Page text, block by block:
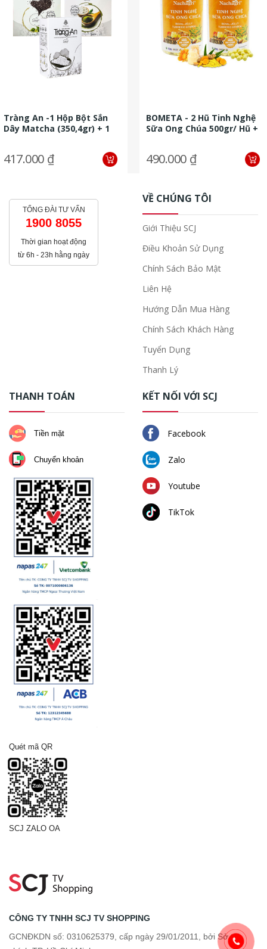
Tràng An -1 Hộp Bột Sắn
Dây Matcha (350,4gr) + 1
417.000 ₫
BOMETA - 2 Hũ Tinh Nghệ
Sữa Ong Chúa 500gr/ Hũ +
490.000 ₫
TỔNG ĐÀI TƯ VẤN
1900 8055
Thời gian hoạt động
từ 6h - 23h hằng ngày
VỀ CHÚNG TÔI
Giới Thiệu SCJ
Điều Khoản Sử Dụng
Chính Sách Bảo Mật
Liên Hệ
Hướng Dẫn Mua Hàng
Chính Sách Khách Hàng
Tuyển Dụng
Thanh Lý
THANH TOÁN
Tiền mặt
Chuyển khoản
KẾT NỐI VỚI SCJ
Facebook
Zalo
Youtube
TikTok
Quét mã QR
SCJ ZALO OA
CÔNG TY TNHH SCJ TV SHOPPING
GCNĐKDN số: 0310625379, cấp ngày 29/01/2011, bởi Sở tài